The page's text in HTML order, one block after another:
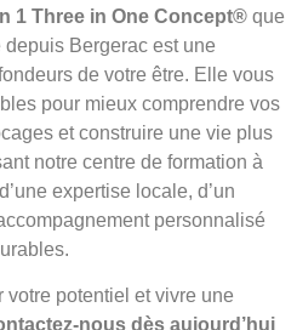
1 Three in One Concept® que
Bergerac est une
de votre être. Elle vous
pour mieux comprendre vos
et construire une vie plus
notre centre de formation à
expertise locale, d’un
personnalisé
votre potentiel et vivre une
nous dès aujourd’hui